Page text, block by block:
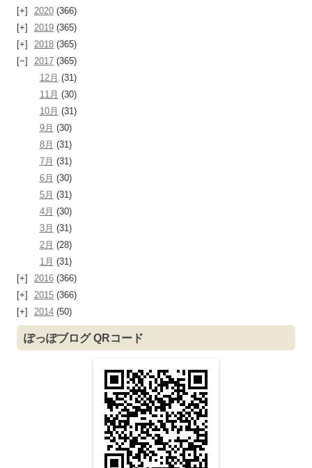
2020 (366)
2019 (365)
2018 (365)
2017 (365)
12月 (31)
11月 (30)
10月 (31)
9月 (30)
8月 (31)
7月 (31)
6月 (30)
5月 (31)
4月 (30)
3月 (31)
2月 (28)
1月 (31)
2016 (366)
2015 (366)
2014 (50)
ぽっぽブログ QRコード